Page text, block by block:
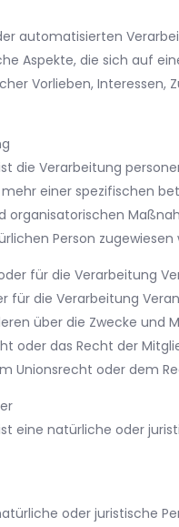
automatisierten
Aspekte, die sich auf
Vorlieben,
die Verarbeitung
einer spezifischen
organisatorischen
Person zugewiesen
für die Verarbeitung
für die Verarbeitung
über die Zwecke und
oder das Recht der
Unionsrecht oder dem
eine natürliche oder
oder juristische